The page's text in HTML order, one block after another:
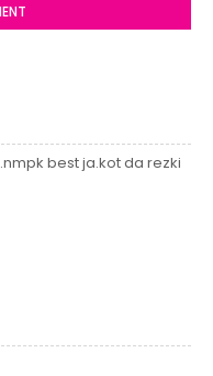
best ja.kot da rezki